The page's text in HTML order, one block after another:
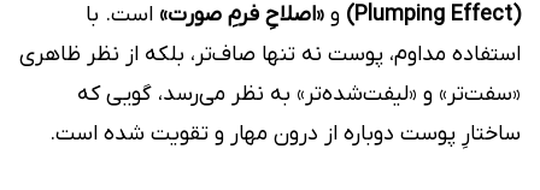
(Plumping Effect)
و «اصلاحِ فرمِ صورت» است. با
استفاده مداوم، پوست نه تنها صاف‌تر، بلکه از نظر ظاهری
«سفت‌تر» و «لیفت‌شده‌تر» به نظر می‌رسد، گویی که
ساختارِ پوست دوباره از درون مهار و تقویت شده است.